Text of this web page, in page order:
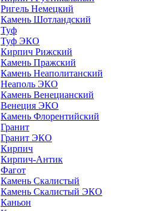
Ригель Немецкий
Камень Шотландский
Туф
Туф ЭКО
Кирпич Рижский
Камень Пражский
Камень Неаполитанский
Неаполь ЭКО
Камень Венецианский
Венеция ЭКО
Камень Флорентийский
Гранит
Гранит ЭКО
Кирпич
Кирпич-Антик
Фагот
Камень Скалистый
Камень Скалистый ЭКО
Каньон